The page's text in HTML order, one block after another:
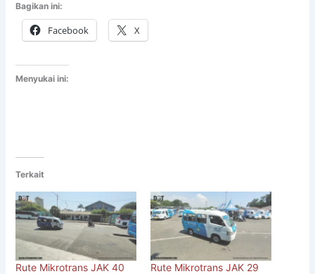
Bagikan ini:
Facebook X
Menyukai ini:
Terkait
Rute Mikrotrans JAK 40
Rute Mikrotrans JAK 29